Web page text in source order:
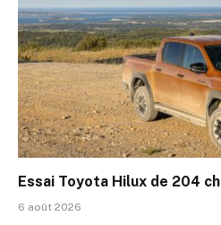
Essai Toyota Hilux de 204 ch
6 août 2026